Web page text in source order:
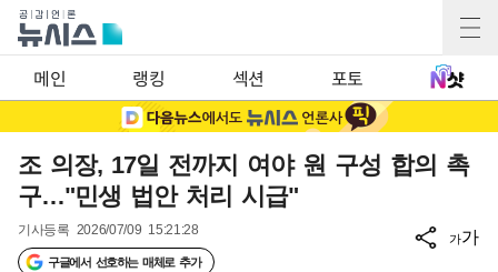
메인 랭킹 섹션 포토
조 의장, 17일 전까지 여야 원 구성 합의 촉
구…"민생 법안 처리 시급"
기사등록 2026/07/09 15:21:28
구글에서 선호하는 매체로 추가
가가